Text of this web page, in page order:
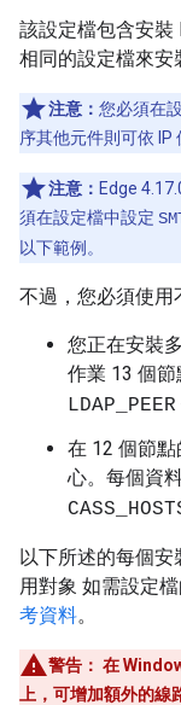
該設定檔包含安裝
相同的設定檔來安
注意： 您必須在
序其他元件則可依 IP
注意： Edge
須在設定檔中設定
以下範例。
不過，您必須使用
您正在安裝
作業 13 個
LDAP_PEER
在 12 個節
心。每個資
以下所述的每個
用對象 如需設定
考資料。
警告： 在
上，可增加額外的